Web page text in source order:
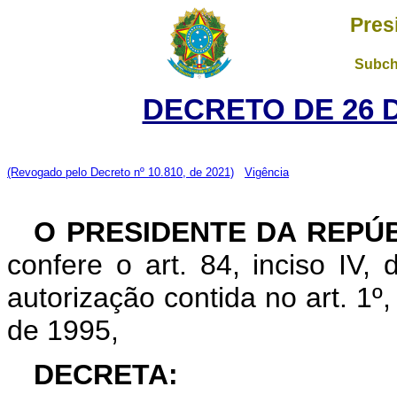
DECRETO DE 26
(Revogado pelo Decreto nº 10.810, de 2021) Vigência
O PRESIDENTE DA
confere o art. 84, inciso IV,
autorização contida no art.
de 1995,
DECRETA: